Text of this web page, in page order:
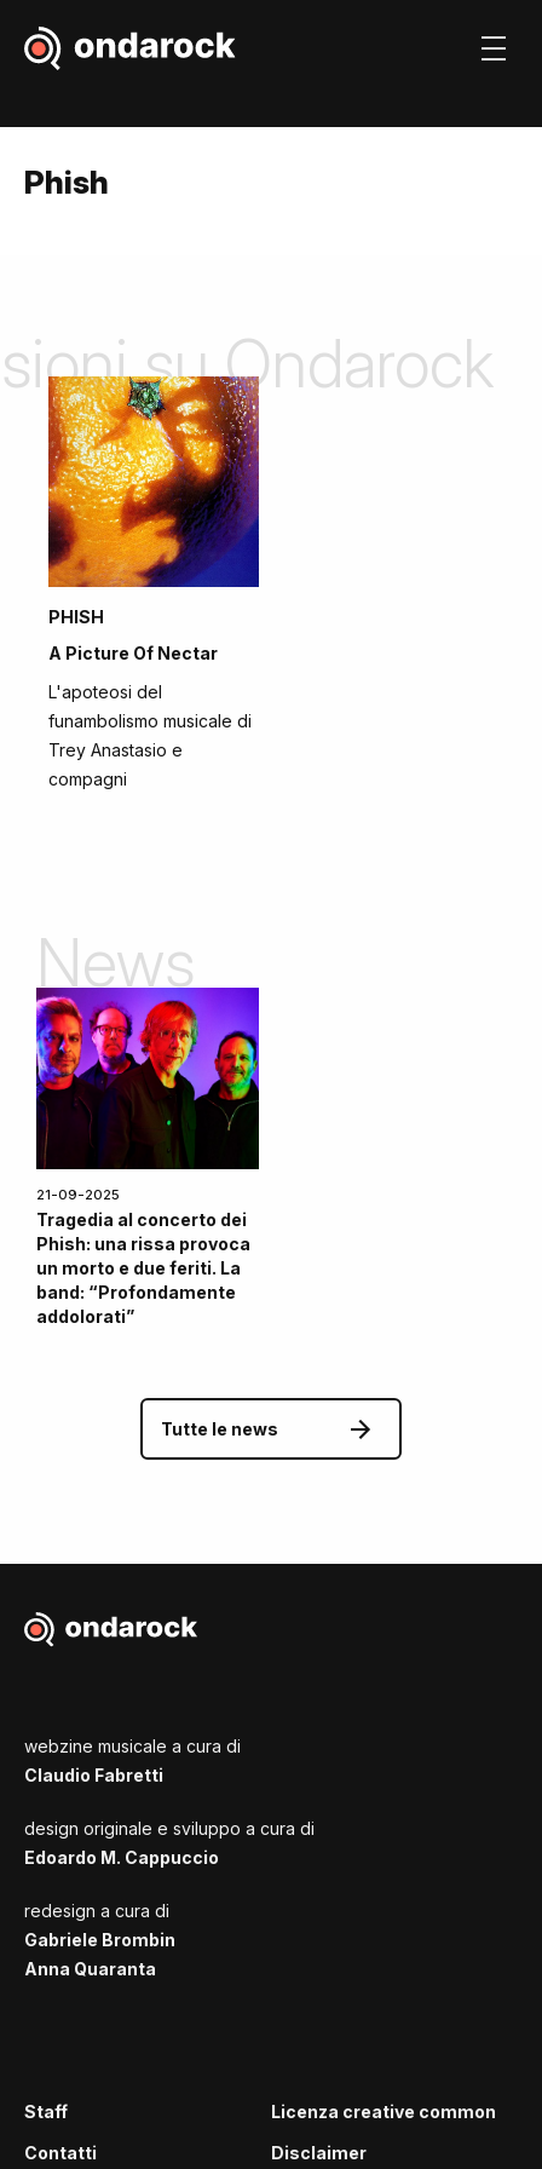
Phish
su Ondarock
PHISH
A Picture Of Nectar
L'apoteosi del
funambolismo musicale di
Trey Anastasio e
compagni
News
21-09-2025
Tragedia al concerto dei
Phish: una rissa provoca
un morto e due feriti. La
band: “Profondamente
addolorati”
Tutte le news
webzine musicale a cura di
Claudio Fabretti
design originale e sviluppo a cura di
Edoardo M. Cappuccio
redesign a cura di
Gabriele Brombin
Anna Quaranta
Staff
Contatti
Licenza creative common
Disclaimer